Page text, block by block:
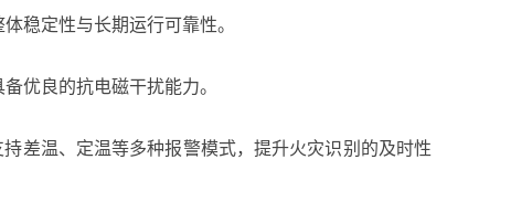
稳定性与长期运行可靠性。
优良的抗电磁干扰能力。
差温、定温等多种报警模式，提升火灾识别的及时性